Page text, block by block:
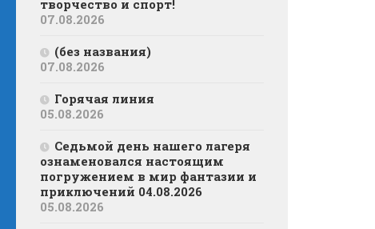
творчество и спорт!
07.08.2026
(без названия)
07.08.2026
Горячая линия
05.08.2026
Седьмой день нашего лагеря
ознаменовался настоящим
погружением в мир фантазии и
приключений 04.08.2026
05.08.2026